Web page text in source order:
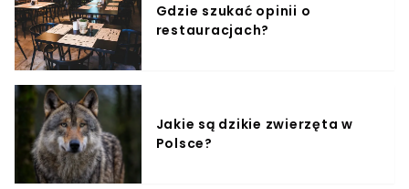
Gdzie szukać opinii o
restauracjach?
Jakie są dzikie zwierzęta w
Polsce?